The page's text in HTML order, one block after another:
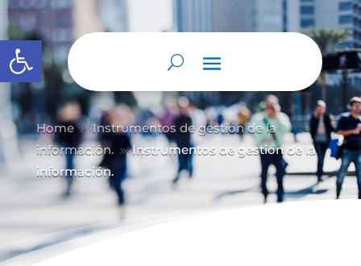
Abrir barra de herramientas
Home 9 Instrumentos de gestión de la
información. 9 Instrumentos de gestión de la
información.